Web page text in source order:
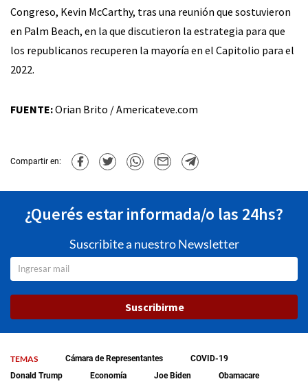
Congreso, Kevin McCarthy, tras una reunión que sostuvieron
en Palm Beach, en la que discutieron la estrategia para que
los republicanos recuperen la mayoría en el Capitolio para el
2022.
FUENTE:Orian Brito / Americateve.com
Compartir en:
¿Querés estar informada/o las 24hs?
Suscribite a nuestro Newsletter
Suscribirme
TEMAS Cámara de Representantes
COVID-19
Donald Trump
Economía Joe Biden Obamacare